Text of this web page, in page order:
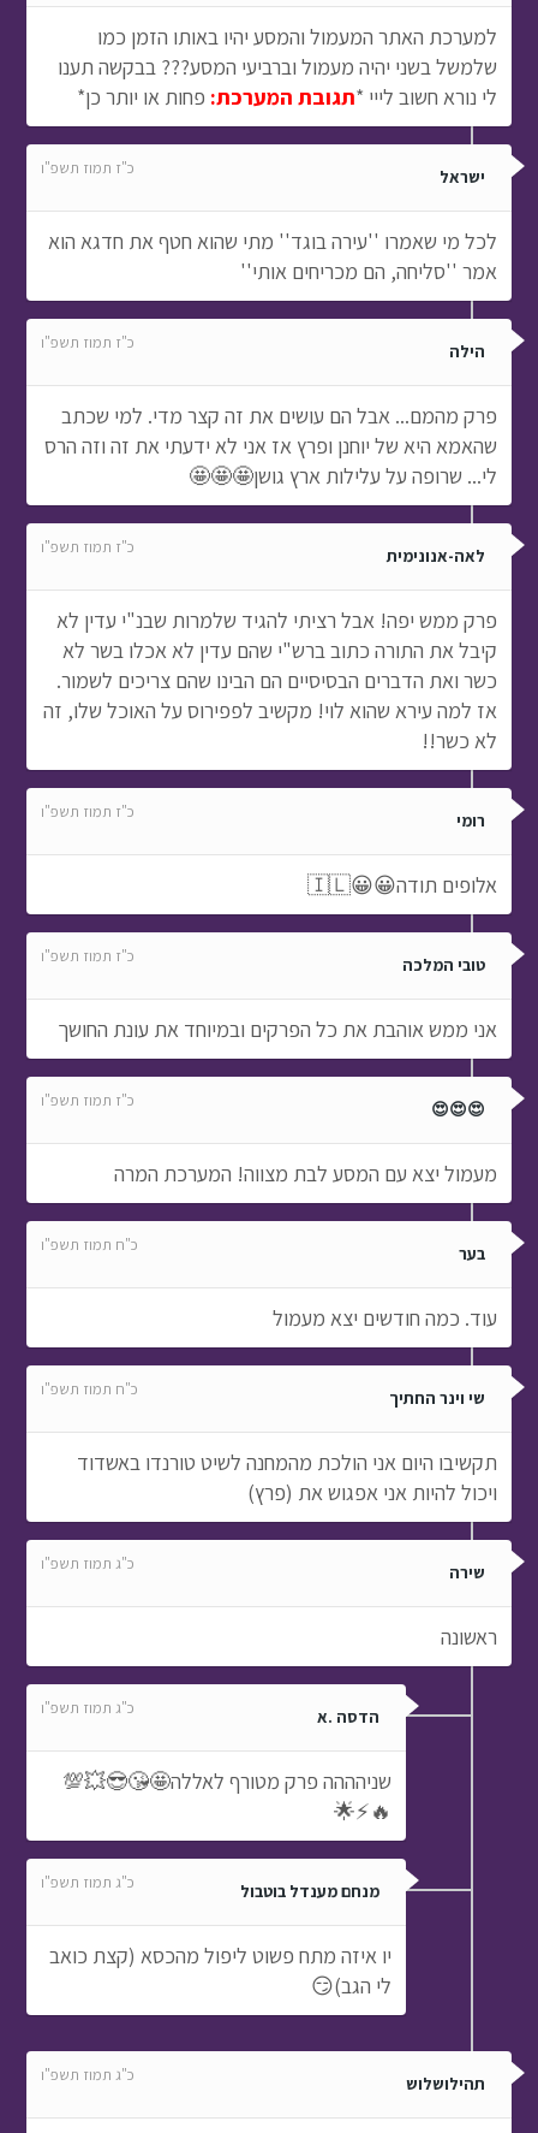
למערכת האתר המעמול והמסע יהיו באותו הזמן כמו
שלמשל בשני יהיה מעמול וברביעי המסע??? בבקשה תענו
לי נורא חשוב לייי *תגובת המערכת: פחות או יותר כן*
ישראל כ"ז תמוז תשפ"ו
לכל מי שאמרו ''עירה בוגד'' מתי שהוא חטף את חדגא הוא
אמר ''סליחה, הם מכריחים אותי''
הילה כ"ז תמוז תשפ"ו
פרק מהמם... אבל הם עושים את זה קצר מדי. למי שכתב
שהאמא היא של יוחנן ופרץ אז אני לא ידעתי את זה וזה הרס
לי... שרופה על עלילות ארץ גושן🤩🤩🤩
לאה-אנונימית כ"ז תמוז תשפ"ו
פרק ממש יפה! אבל רציתי להגיד שלמרות שבנ"י עדין לא
קיבל את התורה כתוב ברש"י שהם עדין לא אכלו בשר לא
כשר ואת הדברים הבסיסיים הם הבינו שהם צריכים לשמור.
אז למה עירא שהוא לוי! מקשיב לפפירוס על האוכל שלו, זה
לא כשר!!
רומי כ"ז תמוז תשפ"ו
אלופים תודה😀😀🇮🇱
טובי המלכה כ"ז תמוז תשפ"ו
אני ממש אוהבת את כל הפרקים ובמיוחד את עונת החושך
😍😍😍 כ"ז תמוז תשפ"ו
מעמול יצא עם המסע לבת מצווה! המערכת המרה
בער כ"ח תמוז תשפ"ו
עוד. כמה חודשים יצא מעמול
שי וינר החתיך כ"ח תמוז תשפ"ו
תקשיבו היום אני הולכת מהמחנה לשיט טורנדו באשדוד
ויכול להיות אני אפגוש את (פרץ)
שירה כ"ג תמוז תשפ"ו
ראשונה
הדסה .א כ"ג תמוז תשפ"ו
שניהההה פרק מטורף לאללה🤩😘😎💥💯
🔥⚡🌟
מנחם מענדל בוטבול כ"ג תמוז תשפ"ו
יו איזה מתח פשוט ליפול מהכסא (קצת כואב
לי הגב)😏
תהילושלוש כ"ג תמוז תשפ"ו